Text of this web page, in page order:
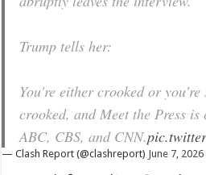
Trump tells her:
You're either crooked or
crooked, and Meet the Press
ABC, CBS, and CNN.
— Clash Report (@clashreport) June 7, 2026